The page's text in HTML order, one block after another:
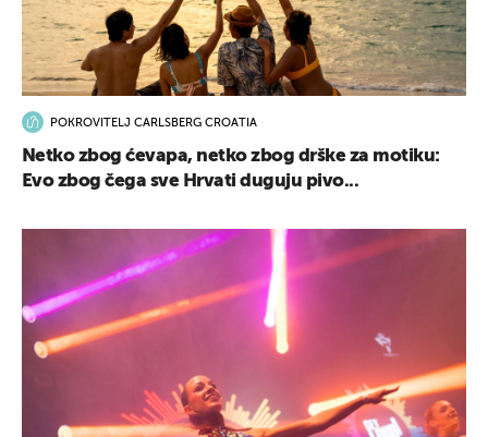
POKROVITELJ CARLSBERG CROATIA
Netko zbog ćevapa, netko zbog drške za motiku:
Evo zbog čega sve Hrvati duguju pivo...